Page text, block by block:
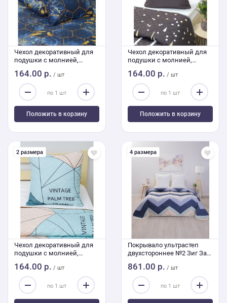
Чехол декоративный для
подушки с молнией,
164.00 р. / шт
Положить в корзину
Чехол декоративный для
подушки с молнией,
164.00 р. / шт
Положить в корзину
2 размера
Чехол декоративный для
подушки с молнией,
164.00 р. / шт
4 размера
Покрывало ультрастеп
двухстороннее №2 Зиг Заг
861.00 р. / шт